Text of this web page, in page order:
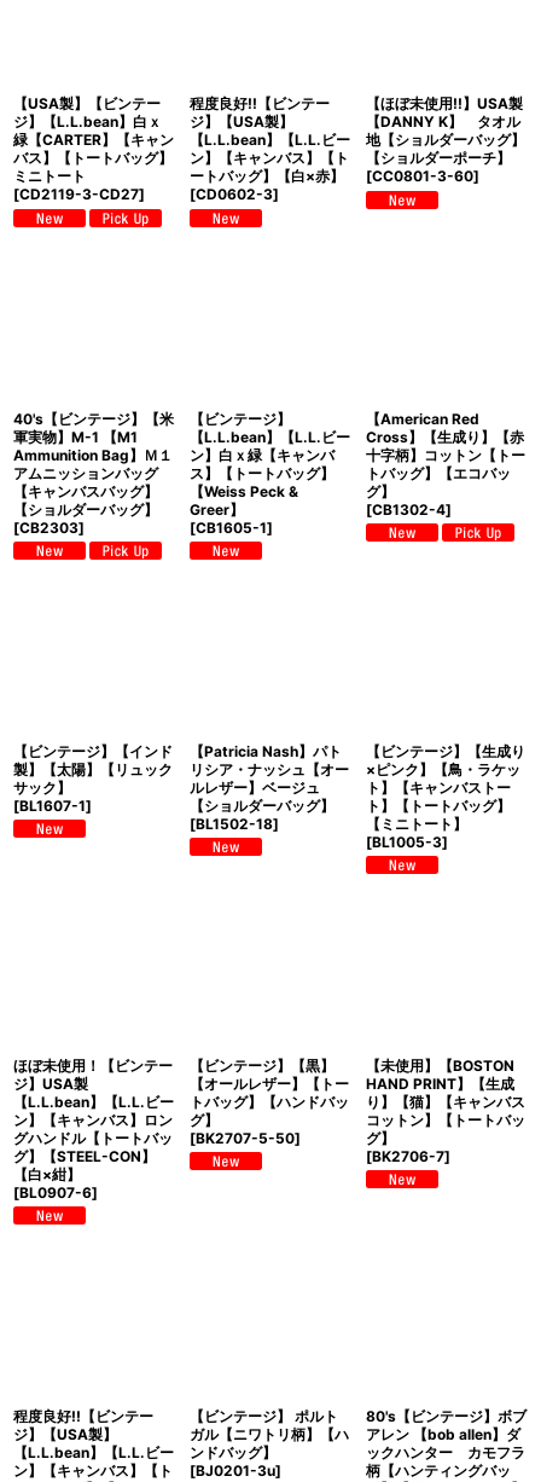
【USA製】【ビンテー
ジ】【L.L.bean】白ｘ
緑【CARTER】【キャン
バス】【トートバッグ】
ミニトート
[CD2119-3-CD27]
程度良好!!【ビンテー
ジ】【USA製】
【L.L.bean】【L.L.ビー
ン】【キャンバス】【ト
ートバッグ】【白×赤】
[CD0602-3]
【ほぼ未使用!!】USA製
【DANNY K】 タオル
地【ショルダーバッグ】
【ショルダーポーチ】
[CC0801-3-60]
40's【ビンテージ】【米
軍実物】M-1 【M1
Ammunition Bag】Ｍ１
アムニッションバッグ
【キャンバスバッグ】
【ショルダーバッグ】
[CB2303]
【ビンテージ】
【L.L.bean】【L.L.ビー
ン】白ｘ緑【キャンバ
ス】【トートバッグ】
【Weiss Peck &
Greer】
[CB1605-1]
【American Red
Cross】【生成り】【赤
十字柄】コットン【トー
トバッグ】【エコバッ
グ】
[CB1302-4]
【ビンテージ】【インド
製】【太陽】【リュック
サック】
[BL1607-1]
【Patricia Nash】パト
リシア・ナッシュ【オー
ルレザー】ベージュ
【ショルダーバッグ】
[BL1502-18]
【ビンテージ】【生成り
×ピンク】【鳥・ラケッ
ト】【キャンバストー
ト】【トートバッグ】
【ミニトート】
[BL1005-3]
ほぼ未使用！【ビンテー
ジ】USA製
【L.L.bean】【L.L.ビー
ン】【キャンバス】ロン
グハンドル【トートバッ
グ】【STEEL-CON】
【白×紺】
[BL0907-6]
【ビンテージ】【黒】
【オールレザー】【トー
トバッグ】【ハンドバッ
グ】
[BK2707-5-50]
【未使用】【BOSTON
HAND PRINT】【生成
り】【猫】【キャンバス
コットン】【トートバッ
グ】
[BK2706-7]
程度良好!!【ビンテー
ジ】【USA製】
【L.L.bean】【L.L.ビー
ン】【キャンバス】【ト
【ビンテージ】 ポルト
ガル【ニワトリ柄】【ハ
ンドバッグ】
[BJ0201-3u]
80's【ビンテージ】ボブ
アレン 【bob allen】ダ
ックハンター カモフラ
柄【ハンティングバッ